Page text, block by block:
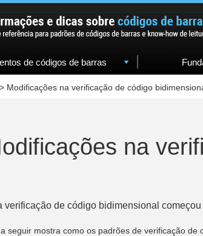
de códigos de barras
> Modificações na verificação de código
na
verificação de código bidimensional
seguir mostra como os padrões de verificação de